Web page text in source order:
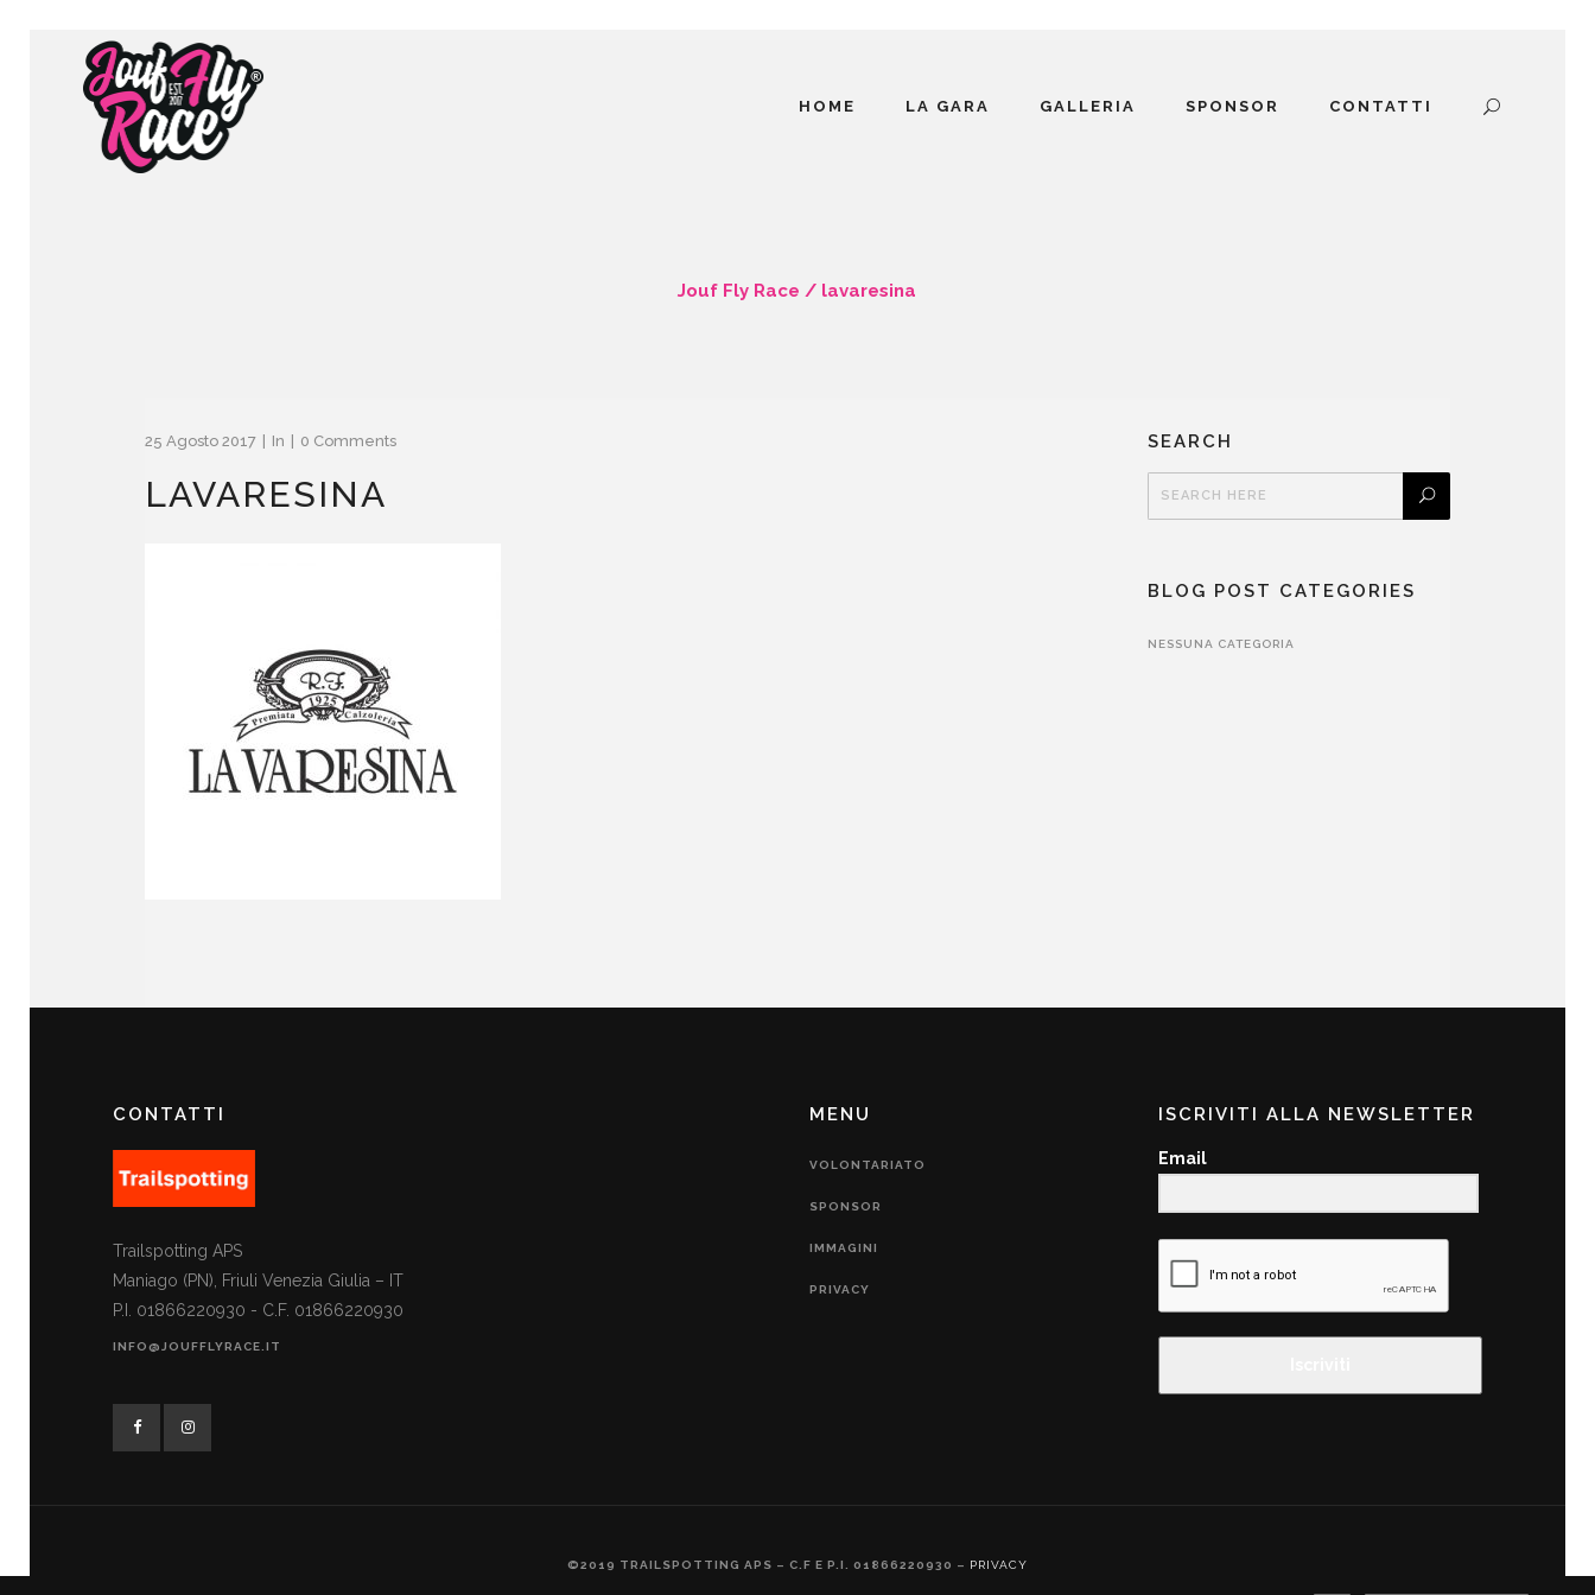
HOME LA GARA GALLERIA SPONSOR CONTATTI
Jouf Fly Race / lavaresina
25 Agosto 2017 In 0 Comments
LAVARESINA
SEARCH
BLOG POST CATEGORIES
NESSUNA CATEGORIA
CONTATTI
Trailspotting APS
Maniago (PN), Friuli Venezia Giulia – IT
P.I. 01866220930 - C.F. 01866220930
INFO@JOUFFLYRACE.IT
MENU
VOLONTARIATO
SPONSOR
IMMAGINI
PRIVACY
ISCRIVITI ALLA NEWSLETTER
Email
©2019 TRAILSPOTTING APS – C.F E P.I. 01866220930 – PRIVACY